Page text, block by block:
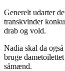
Generelt udarter
transkvinder
drab og vold.
Nadia skal da
bruge
såmænd.